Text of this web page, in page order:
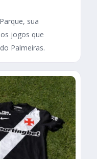
sua
jogos que
Palmeiras.